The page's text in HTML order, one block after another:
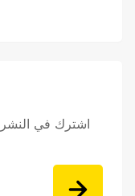
اشترك في